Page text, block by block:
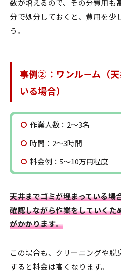
数が増えるので、その分費用も
分で処分しておくと、費用を少
う。
事例②：ワンルーム（天
いる場合）
作業人数：2〜3名
時間：2〜3時間
料金例：5〜10万円程度
天井までゴミが埋まっている場
確認しながら作業をしていくた
がかかります。
この場合も、クリーニングや脱
すると料金は高くなります。